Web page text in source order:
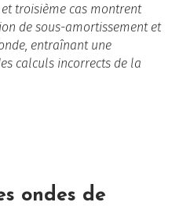
troisième cas montrent
de sous-amortissement et
entraînant une
calculs incorrects de la
ondes de